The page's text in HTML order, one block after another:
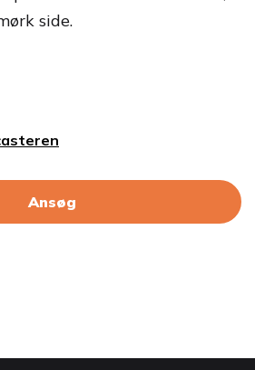
side.
Ansøg